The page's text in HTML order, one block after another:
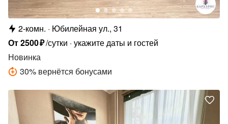
2-комн.
Юбилейная ул., 31
От2500₽/сутки укажите даты и гостей
Новинка
30% вернётся бонусами